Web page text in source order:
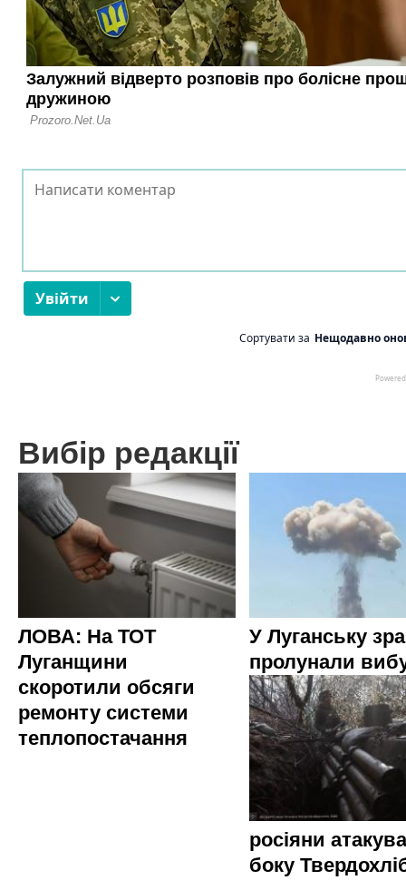
Вибір редакції
ЛОВА: На ТОТ
Луганщини
скоротили обсяги
ремонту системи
теплопостачання
У Луганську
пролунали
росіяни
боку